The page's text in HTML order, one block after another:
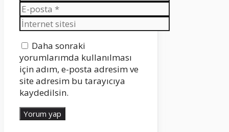
E-
posta
İnternet
sitesi
Daha sonraki
yorumlarımda kullanılması
için adım, e-posta adresim ve
site adresim bu tarayıcıya
kaydedilsin.